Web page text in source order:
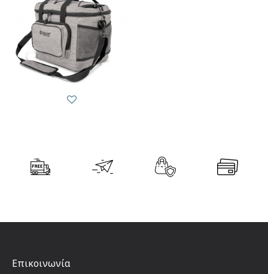
Επικοινωνία